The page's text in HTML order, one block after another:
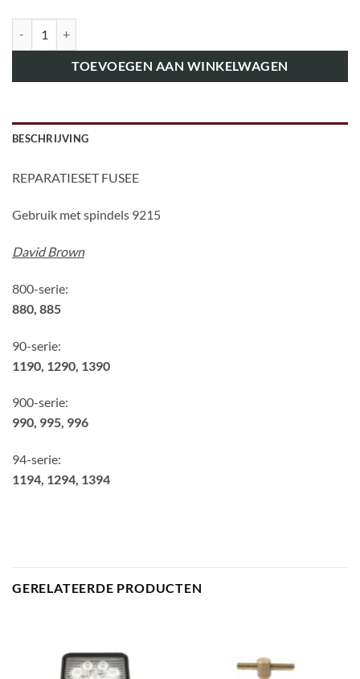
TOEVOEGEN AAN WINKELWAGEN
BESCHRIJVING
REPARATIESET FUSEE
Gebruik met spindels 9215
David Brown
800-serie:
880, 885
90-serie:
1190, 1290, 1390
900-serie:
990, 995, 996
94-serie:
1194, 1294, 1394
GERELATEERDE PRODUCTEN